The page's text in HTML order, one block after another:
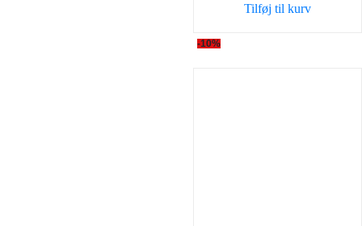
98,00 kr..
Tilføj til kurv
-10%